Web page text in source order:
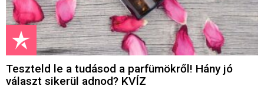
Teszteld le a tudásod a parfümökről! Hány jó
választ sikerül adnod? KVÍZ